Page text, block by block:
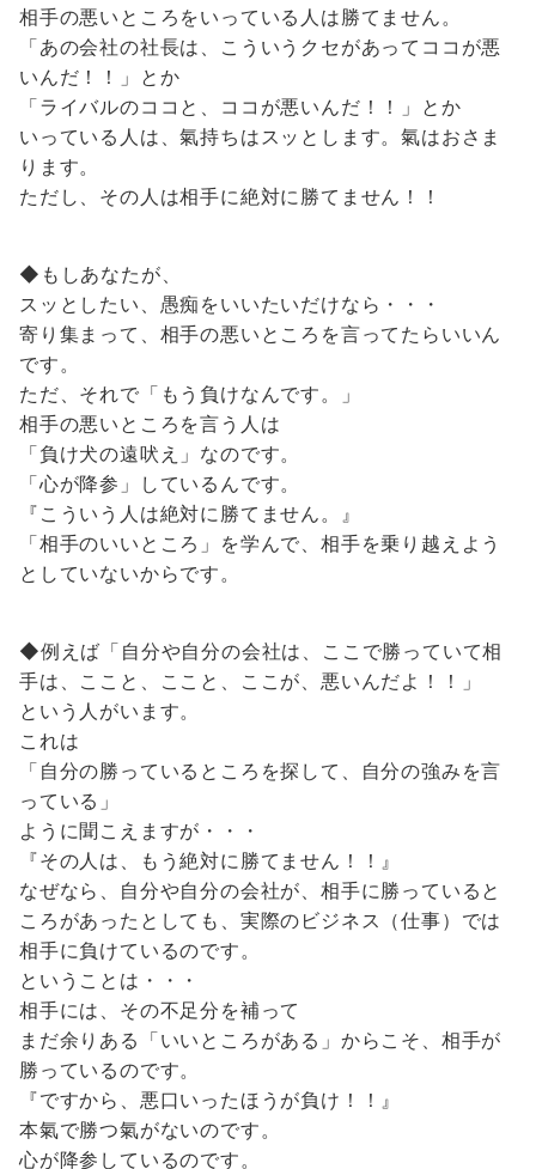
相手の悪いところをいっている人は勝てません。
「あの会社の社長は、こういうクセがあってココが悪
いんだ！！」とか
「ライバルのココと、ココが悪いんだ！！」とか
いっている人は、氣持ちはスッとします。氣はおさま
ります。
ただし、その人は相手に絶対に勝てません！！
◆もしあなたが、
スッとしたい、愚痴をいいたいだけなら・・・
寄り集まって、相手の悪いところを言ってたらいいん
です。
ただ、それで「もう負けなんです。」
相手の悪いところを言う人は
「負け犬の遠吠え」なのです。
「心が降参」しているんです。
『こういう人は絶対に勝てません。』
「相手のいいところ」を学んで、相手を乗り越えよう
としていないからです。
◆例えば「自分や自分の会社は、ここで勝っていて相
手は、ここと、ここと、ここが、悪いんだよ！！」
という人がいます。
これは
「自分の勝っているところを探して、自分の強みを言
っている」
ように聞こえますが・・・
『その人は、もう絶対に勝てません！！』
なぜなら、自分や自分の会社が、相手に勝っていると
ころがあったとしても、実際のビジネス（仕事）では
相手に負けているのです。
ということは・・・
相手には、その不足分を補って
まだ余りある「いいところがある」からこそ、相手が
勝っているのです。
『ですから、悪口いったほうが負け！！』
本氣で勝つ氣がないのです。
心が降参しているのです。